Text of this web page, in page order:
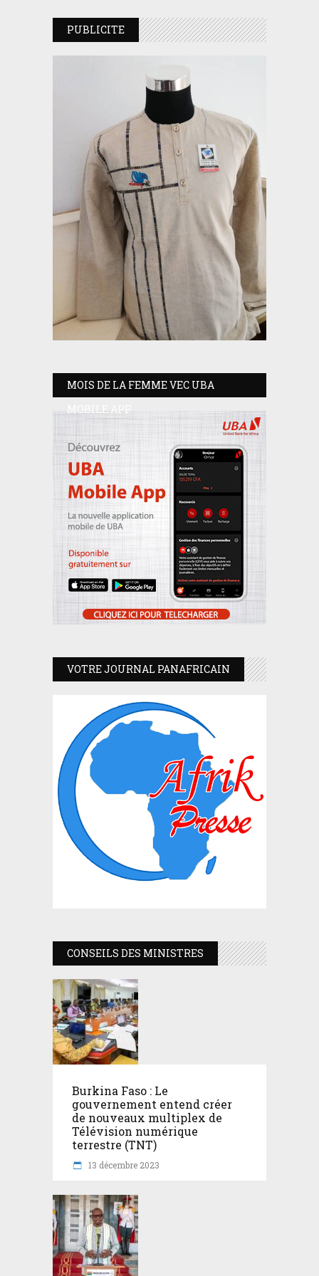
PUBLICITE
MOIS DE LA FEMME VEC UBA
MOBILE APP
VOTRE JOURNAL PANAFRICAIN
CONSEILS DES MINISTRES
Burkina Faso : Le
gouvernement entend créer
de nouveaux multiplex de
Télévision numérique
terrestre (TNT)
13 décembre 2023